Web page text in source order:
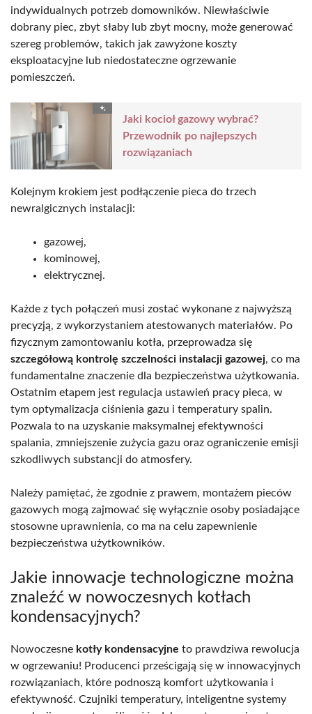
indywidualnych potrzeb domowników. Niewłaściwie
dobrany piec, zbyt słaby lub zbyt mocny, może generować
szereg problemów, takich jak zawyżone koszty
eksploatacyjne lub niedostateczne ogrzewanie
pomieszczeń.
Jaki kocioł gazowy wybrać?
Przewodnik po najlepszych
rozwiązaniach
Kolejnym krokiem jest podłączenie pieca do trzech
newralgicznych instalacji:
gazowej,
kominowej,
elektrycznej.
Każde z tych połączeń musi zostać wykonane z najwyższą
precyzją, z wykorzystaniem atestowanych materiałów. Po
fizycznym zamontowaniu kotła, przeprowadza się
szczegółową kontrolę szczelności instalacji gazowej, co ma
fundamentalne znaczenie dla bezpieczeństwa użytkowania.
Ostatnim etapem jest regulacja ustawień pracy pieca, w
tym optymalizacja ciśnienia gazu i temperatury spalin.
Pozwala to na uzyskanie maksymalnej efektywności
spalania, zmniejszenie zużycia gazu oraz ograniczenie emisji
szkodliwych substancji do atmosfery.
Należy pamiętać, że zgodnie z prawem, montażem pieców
gazowych mogą zajmować się wyłącznie osoby posiadające
stosowne uprawnienia, co ma na celu zapewnienie
bezpieczeństwa użytkowników.
Jakie innowacje technologiczne można
znaleźć w nowoczesnych kotłach
kondensacyjnych?
Nowoczesne kotły kondensacyjne to prawdziwa rewolucja
w ogrzewaniu! Producenci prześcigają się w innowacyjnych
rozwiązaniach, które podnoszą komfort użytkowania i
efektywność. Czujniki temperatury, inteligentne systemy